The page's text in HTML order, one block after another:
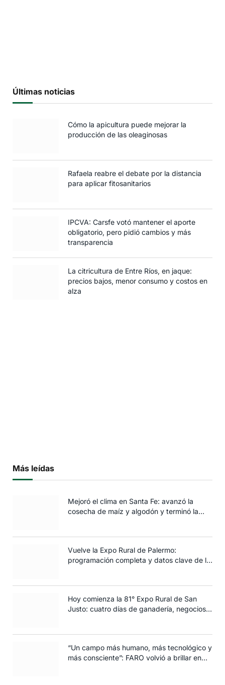
Últimas noticias
Cómo la apicultura puede mejorar la
producción de las oleaginosas
Rafaela reabre el debate por la distancia
para aplicar fitosanitarios
IPCVA: Carsfe votó mantener el aporte
obligatorio, pero pidió cambios y más
transparencia
La citricultura de Entre Ríos, en jaque:
precios bajos, menor consumo y costos en
alza
Más leídas
Mejoró el clima en Santa Fe: avanzó la
cosecha de maíz y algodón y terminó la
Vuelve la Expo Rural de Palermo:
programación completa y datos clave de la
Hoy comienza la 81° Expo Rural de San
Justo: cuatro días de ganadería, negocios y
“Un campo más humano, más tecnológico y
más consciente”: FARO volvió a brillar en